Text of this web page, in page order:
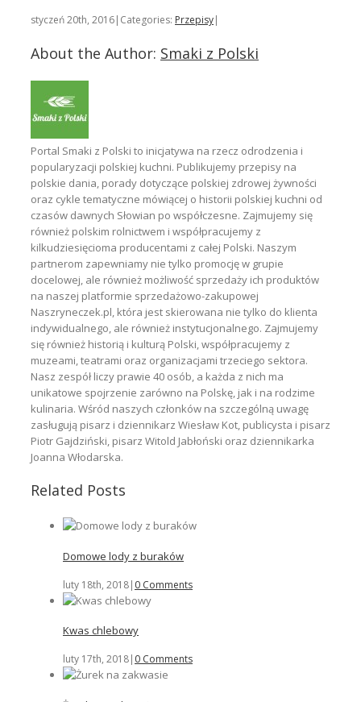
styczeń 20th, 2016| Categories: Przepisy|
About the Author: Smaki z Polski
Portal Smaki z Polski to inicjatywa na rzecz odrodzenia i
popularyzacji polskiej kuchni. Publikujemy przepisy na
polskie dania, porady dotyczące polskiej zdrowej żywności
oraz cykle tematyczne mówiącej o historii polskiej kuchni od
czasów dawnych Słowian po współczesne. Zajmujemy się
również polskim rolnictwem i współpracujemy z
kilkudziesięcioma producentami z całej Polski. Naszym
partnerom zapewniamy nie tylko promocję w grupie
docelowej, ale również możliwość sprzedaży ich produktów
na naszej platformie sprzedażowo-zakupowej
Naszryneczek.pl, która jest skierowana nie tylko do klienta
indywidualnego, ale również instytucjonalnego. Zajmujemy
się również historią i kulturą Polski, współpracujemy z
muzeami, teatrami oraz organizacjami trzeciego sektora.
Nasz zespół liczy prawie 40 osób, a każda z nich ma
unikatowe spojrzenie zarówno na Polskę, jak i na rodzime
kulinaria. Wśród naszych członków na szczególną uwagę
zasługują pisarz i dziennikarz Wiesław Kot, publicysta i pisarz
Piotr Gajdziński, pisarz Witold Jabłoński oraz dziennikarka
Joanna Włodarska.
Related Posts
Domowe lody z buraków
luty 18th, 2018| 0 Comments
Kwas chlebowy
luty 17th, 2018| 0 Comments